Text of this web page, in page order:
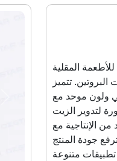
المقلية
تتميز
ولون موحد مع
لتدوير الزيت
الإنتاجية مع
جودة المنتج